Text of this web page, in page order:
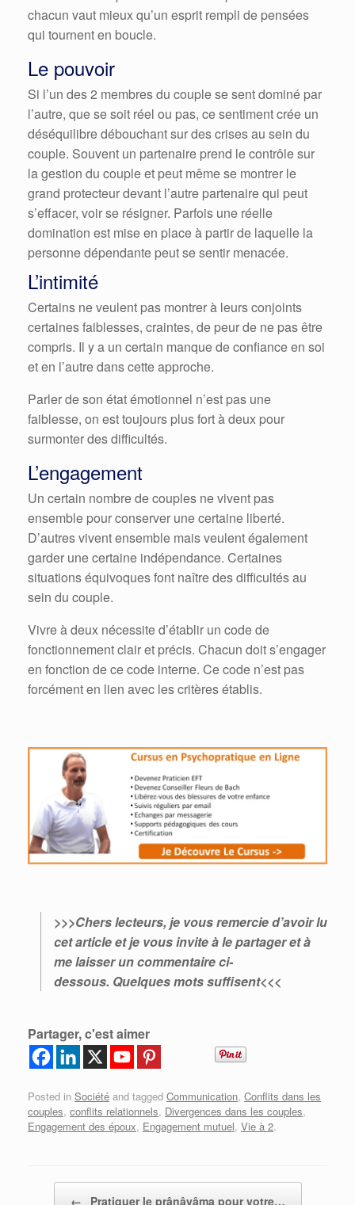
chacun vaut mieux qu’un esprit rempli de pensées
qui tournent en boucle.
Le pouvoir
Si l’un des 2 membres du couple se sent dominé par
l’autre, que se soit réel ou pas, ce sentiment crée un
déséquilibre débouchant sur des crises au sein du
couple. Souvent un partenaire prend le contrôle sur
la gestion du couple et peut même se montrer le
grand protecteur devant l’autre partenaire qui peut
s’effacer, voir se résigner. Parfois une réelle
domination est mise en place à partir de laquelle la
personne dépendante peut se sentir menacée.
L’intimité
Certains ne veulent pas montrer à leurs conjoints
certaines faiblesses, craintes, de peur de ne pas être
compris. Il y a un certain manque de confiance en soi
et en l’autre dans cette approche.
Parler de son état émotionnel n’est pas une
faiblesse, on est toujours plus fort à deux pour
surmonter des difficultés.
L’engagement
Un certain nombre de couples ne vivent pas
ensemble pour conserver une certaine liberté.
D’autres vivent ensemble mais veulent également
garder une certaine indépendance. Certaines
situations équivoques font naître des difficultés au
sein du couple.
Vivre à deux nécessite d’établir un code de
fonctionnement clair et précis. Chacun doit s’engager
en fonction de ce code interne. Ce code n’est pas
forcément en lien avec les critères établis.
>>>Chers lecteurs, je vous remercie d’avoir lu
cet article et je vous invite à le partager et à
me laisser un commentaire ci-
dessous. Quelques mots suffisent<<<
Partager, c'est aimer
Posted in Société and tagged Communication, Conflits dans les
couples, conflits relationnels, Divergences dans les couples,
Engagement des époux, Engagement mutuel, Vie à 2.
Post navigation
← Pratiquer le prânâyâma pour votre…